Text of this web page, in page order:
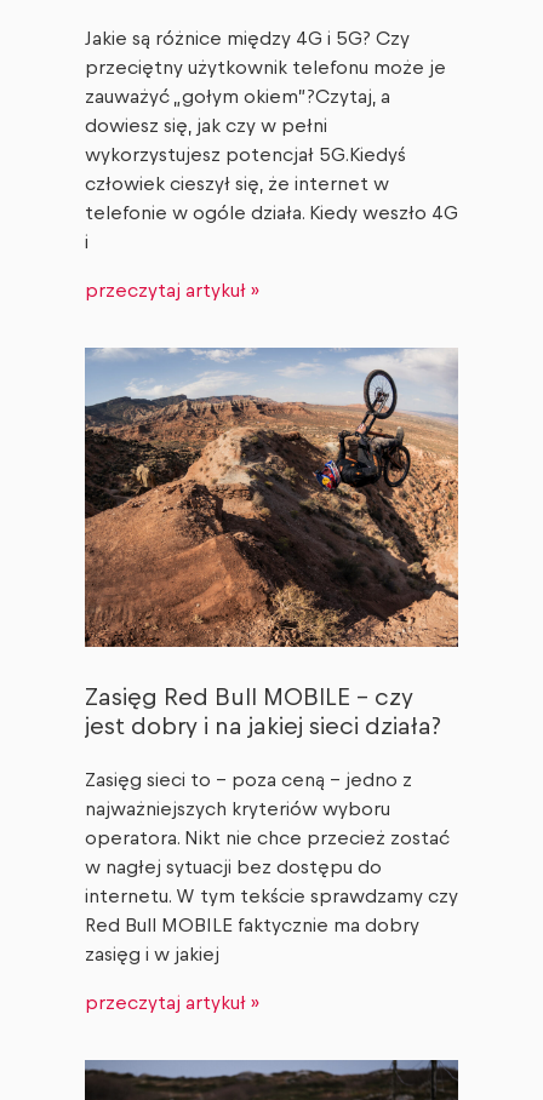
Jakie są różnice między 4G i 5G? Czy
przeciętny użytkownik telefonu może je
zauważyć „gołym okiem”?Czytaj, a
dowiesz się, jak czy w pełni
wykorzystujesz potencjał 5G.Kiedyś
człowiek cieszył się, że internet w
telefonie w ogóle działa. Kiedy weszło 4G
i
przeczytaj artykuł »
Zasięg Red Bull MOBILE – czy
jest dobry i na jakiej sieci działa?
Zasięg sieci to – poza ceną – jedno z
najważniejszych kryteriów wyboru
operatora. Nikt nie chce przecież zostać
w nagłej sytuacji bez dostępu do
internetu. W tym tekście sprawdzamy czy
Red Bull MOBILE faktycznie ma dobry
zasięg i w jakiej
przeczytaj artykuł »